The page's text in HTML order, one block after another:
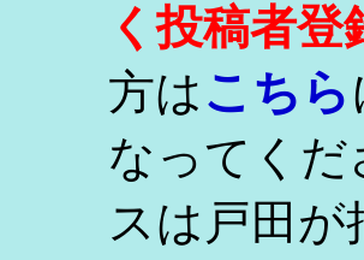
く投稿者
方はこちら
なってく
スは戸田